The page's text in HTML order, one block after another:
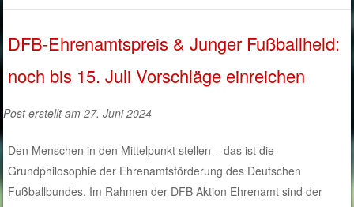
DFB-Ehrenamtspreis & Junger Fußballheld:
noch bis 15. Juli Vorschläge einreichen
Post erstellt am 27. Juni 2024
Den Menschen in den Mittelpunkt stellen – das ist die
Grundphilosophie der Ehrenamtsförderung des Deutschen
Fußballbundes. Im Rahmen der DFB Aktion Ehrenamt sind der